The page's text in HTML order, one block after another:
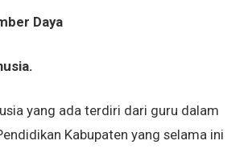
Daya
yang ada terdiri dari guru dalam
Kabupaten yang selama ini